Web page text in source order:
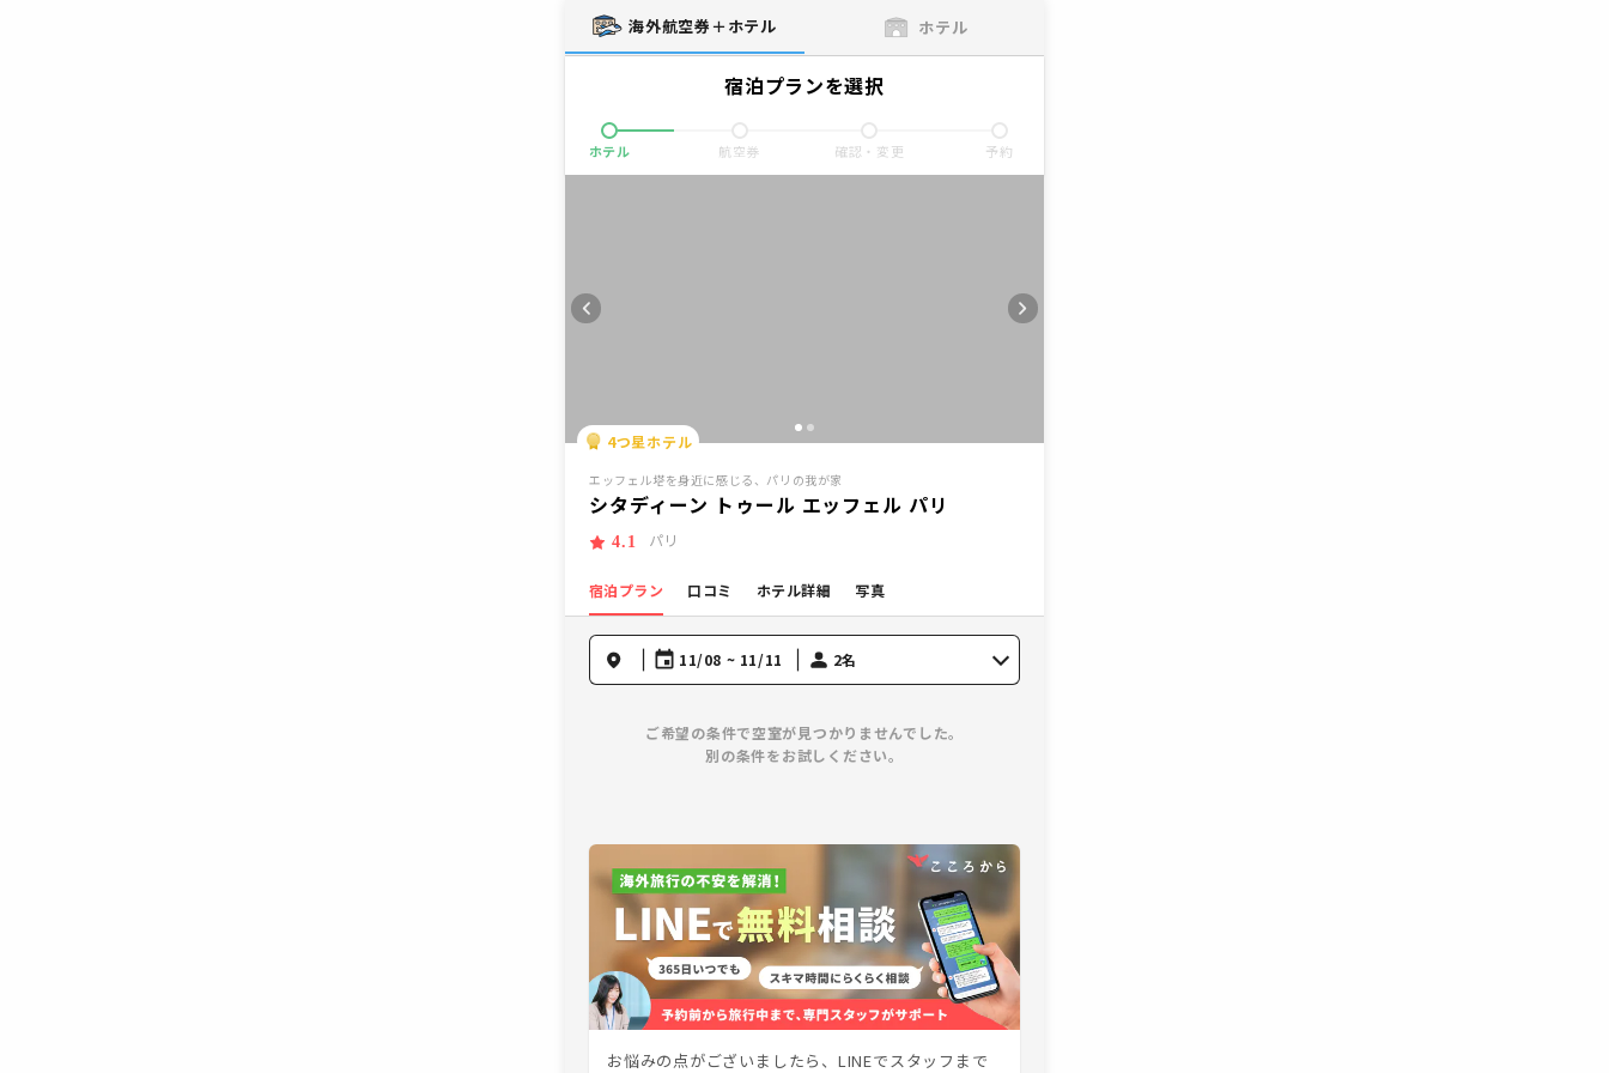
海外航空券＋ホテル ホテル
宿泊プランを選択
ホテル 航空券 確認・変更 予約
4つ星ホテル
エッフェル塔を身近に感じる、パリの我が家
シタディーン トゥール エッフェル パリ
4.1 パリ
宿泊プラン 口コミ ホテル詳細 写真
11/08 ~ 11/11 2名
ご希望の条件で空室が見つかりませんでした。
別の条件をお試しください。
お悩みの点がございましたら、LINEでスタッフまで